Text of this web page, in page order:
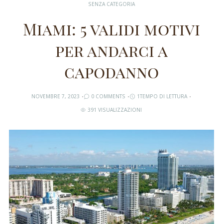
SENZA CATEGORIA
Miami: 5 validi motivi
per andarci a
capodanno
NOVEMBRE 7, 2023 0 COMMENTS
1TEMPO DI LETTURA
391 VISUALIZZAZIONI